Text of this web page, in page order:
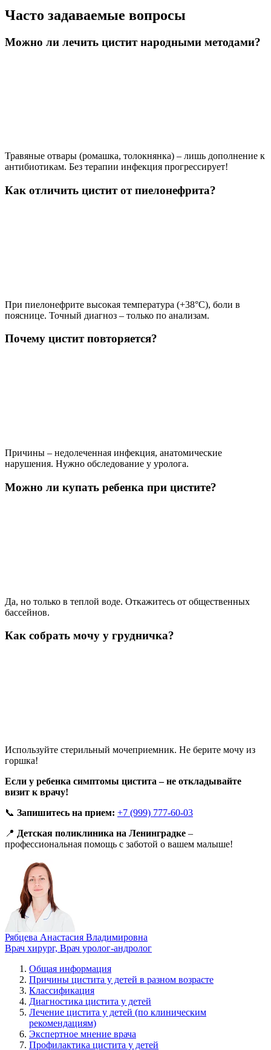
Часто задаваемые вопросы
Можно ли лечить цистит народными методами?
Травяные отвары (ромашка, толокнянка) – лишь дополнение к
антибиотикам. Без терапии инфекция прогрессирует!
Как отличить цистит от пиелонефрита?
При пиелонефрите высокая температура (+38°C), боли в
пояснице. Точный диагноз – только по анализам.
Почему цистит повторяется?
Причины – недолеченная инфекция, анатомические
нарушения. Нужно обследование у уролога.
Можно ли купать ребенка при цистите?
Да, но только в теплой воде. Откажитесь от общественных
бассейнов.
Как собрать мочу у грудничка?
Используйте стерильный мочеприемник. Не берите мочу из
горшка!
Если у ребенка симптомы цистита – не откладывайте
визит к врачу!
📞 Запишитесь на прием: +7 (999) 777-60-03
📍 Детская поликлиника на Ленинградке –
профессиональная помощь с заботой о вашем малыше!
Рябцева Анастасия Владимировна
Врач хирург, Врач уролог-андролог
Общая информация
Причины цистита у детей в разном возрасте
Классификация
Диагностика цистита у детей
Лечение цистита у детей (по клиническим
рекомендациям)
Экспертное мнение врача
Профилактика цистита у детей